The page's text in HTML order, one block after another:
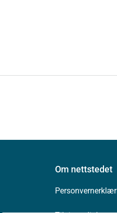
Om nettstedet